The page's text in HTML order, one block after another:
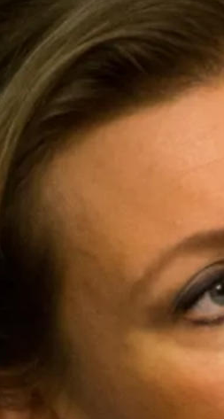
ВАЗ-2114
Сызранью,
Сегодня 17:04
Пилотов
Cessna 182
как нашли
Эксклюзив
Как спасти
ветеринар
правилах